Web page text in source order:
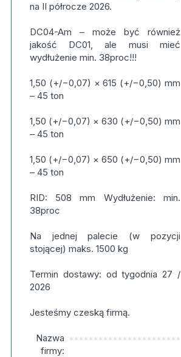
na II półrocze 2026.
DC04-Am – może być również
jakość DC01, ale musi mieć
wydłużenie min. 38proc!!!
1,50 (+/−0,07) × 615 (+/−0,50) mm
– 45 ton
1,50 (+/−0,07) × 630 (+/−0,50) mm
– 45 ton
1,50 (+/−0,07) × 650 (+/−0,50) mm
– 45 ton
RID: 508 mm Wydłużenie: min.
38proc
Na jednej palecie (w pozycji
stojącej) maks. 1500 kg
Termin dostawy: od tygodnia 27 /
2026
Jesteśmy czeską firmą.
Nazwa
firmy:
***********************